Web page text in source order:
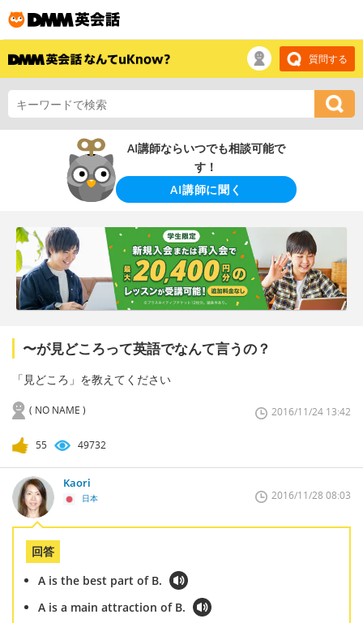
質問する
AI講師ならいつでも相談可能で
す！
AI講師に聞く
〜が見どころって英語でなんて言うの？
「見どころ」を教えてください
( NO NAME ) 2016/11/24 13:42
55 49732
Kaori
日本 2016/11/28 08:03
回答
A is the best part of B.
A is a main attraction of B.